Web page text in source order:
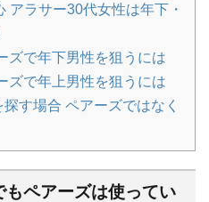
アラサー30代女性は年下・
ズで年下男性を狙うには
ズで年上男性を狙うには
す場合 ペアーズではなく
もペアーズは使ってい